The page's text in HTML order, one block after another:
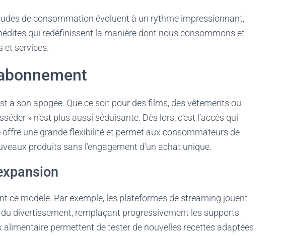
de consommation évoluent à un rythme impressionnant,
qui redéfinissent la manière dont nous consommons et
et services.
à son apogée. Que ce soit pour des films, des vêtements ou
» n’est plus aussi séduisante. Dès lors, c’est l’accès qui
une grande flexibilité et permet aux consommateurs de
produits sans l’engagement d’un achat unique.
ce modèle. Par exemple, les plateformes de streaming jouent
divertissement, remplaçant progressivement les supports
alimentaire permettent de tester de nouvelles recettes adaptées